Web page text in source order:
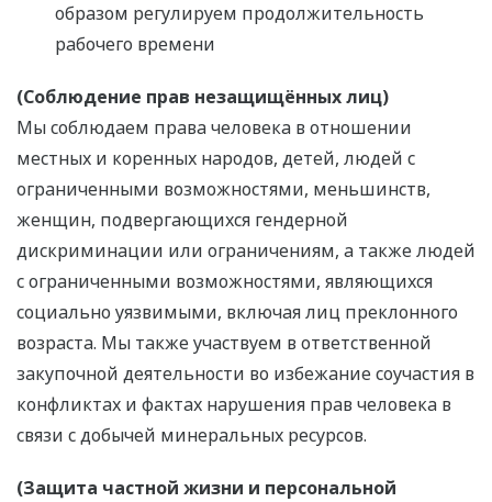
образом регулируем продолжительность
рабочего времени
(Соблюдение прав незащищённых лиц)
Мы соблюдаем права человека в отношении
местных и коренных народов, детей, людей с
ограниченными возможностями, меньшинств,
женщин, подвергающихся гендерной
дискриминации или ограничениям, а также людей
с ограниченными возможностями, являющихся
социально уязвимыми, включая лиц преклонного
возраста. Мы также участвуем в ответственной
закупочной деятельности во избежание соучастия в
конфликтах и фактах нарушения прав человека в
связи с добычей минеральных ресурсов.
(Защита частной жизни и персональной